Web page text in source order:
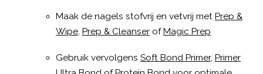
Maak de nagels stofvrij en vetvrij met Prep &
Wipe, Prep & Cleanser ofMagic Prep
Gebruik vervolgens Soft Bond Primer, Primer